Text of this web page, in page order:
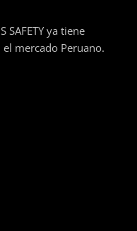
SAFETY ya tiene
mercado Peruano.